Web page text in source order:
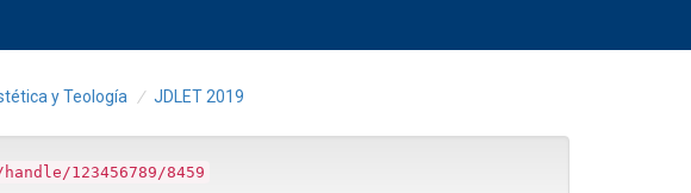
y Teología JDLET 2019
123456789/8459